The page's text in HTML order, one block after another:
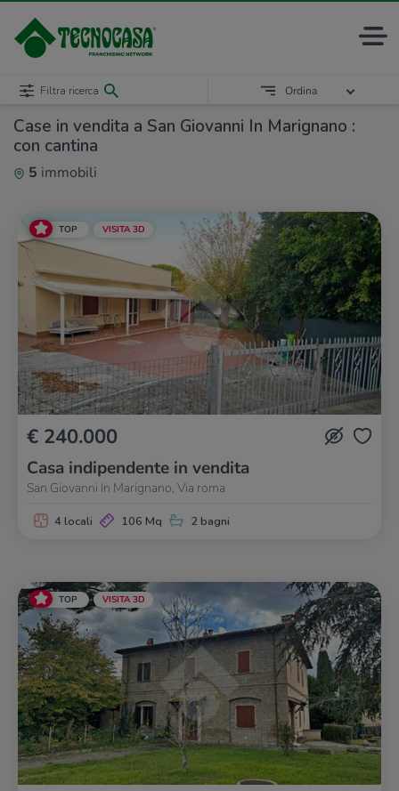
Case in vendita a San Giovanni In Marignano :
con cantina
5 immobili
Filtra ricerca Ordina
TOP VISITA 3D
€ 240.000
Casa indipendente in vendita
San Giovanni In Marignano, Via roma
4 locali 106 Mq 2 bagni
TOP VISITA 3D